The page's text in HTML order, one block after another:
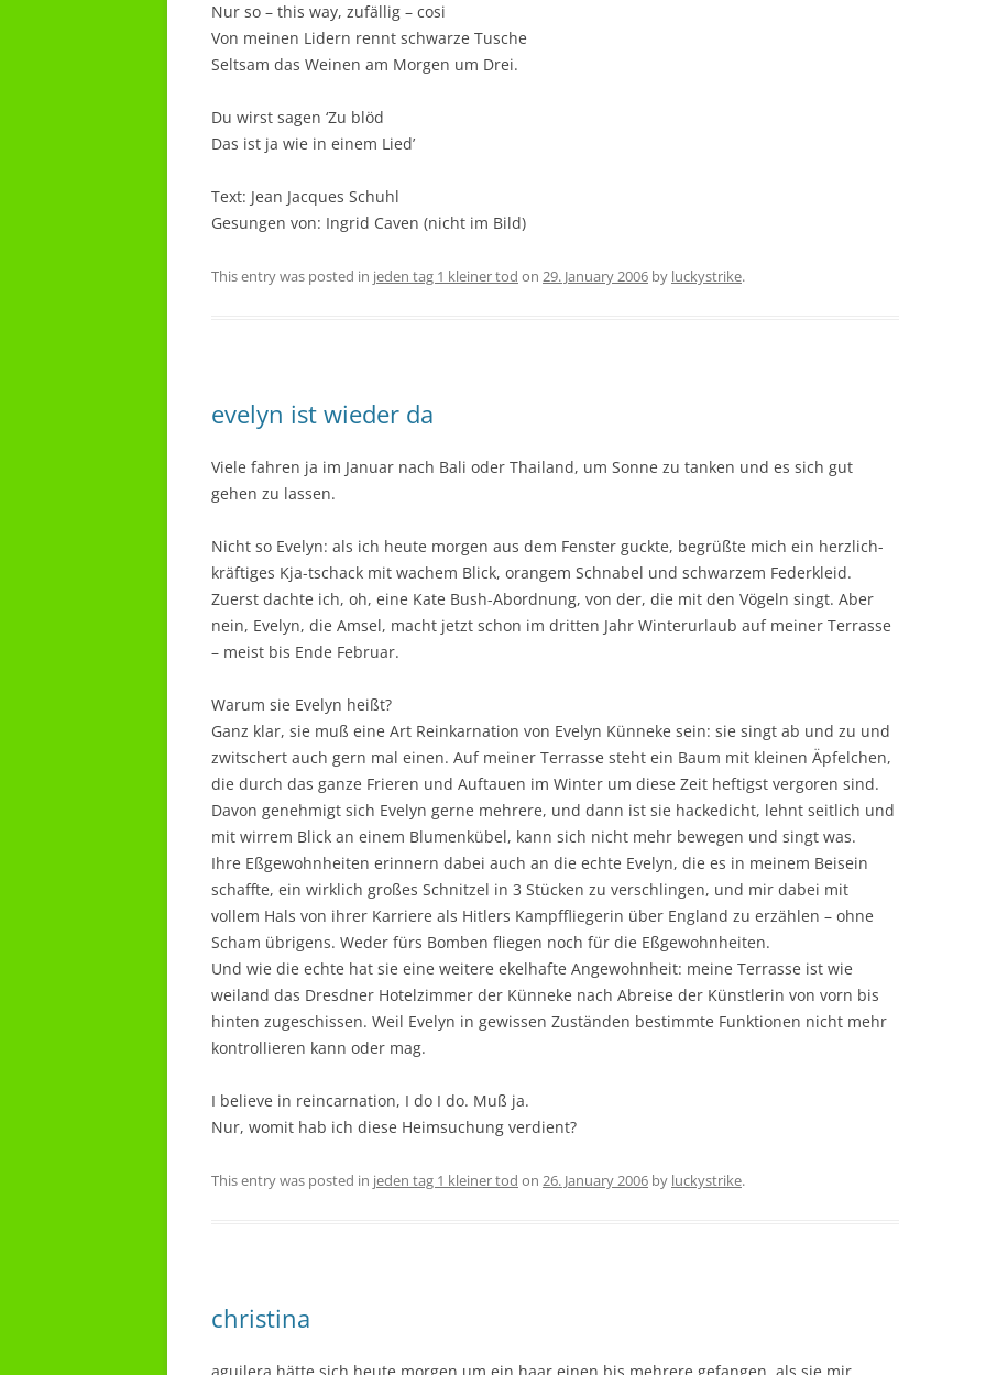
Nur so – this way, zufällig – cosi
Von meinen Lidern rennt schwarze Tusche
Seltsam das Weinen am Morgen um Drei.
Du wirst sagen ‘Zu blöd
Das ist ja wie in einem Lied’
Text: Jean Jacques Schuhl
Gesungen von: Ingrid Caven (nicht im Bild)
This entry was posted in jeden tag 1 kleiner tod on 29. January 2006 by luckystrike.
evelyn ist wieder da
Viele fahren ja im Januar nach Bali oder Thailand, um Sonne zu tanken und es sich gut
gehen zu lassen.
Nicht so Evelyn: als ich heute morgen aus dem Fenster guckte, begrüßte mich ein herzlich-
kräftiges Kja-tschack mit wachem Blick, orangem Schnabel und schwarzem Federkleid.
Zuerst dachte ich, oh, eine Kate Bush-Abordnung, von der, die mit den Vögeln singt. Aber
nein, Evelyn, die Amsel, macht jetzt schon im dritten Jahr Winterurlaub auf meiner Terrasse
– meist bis Ende Februar.
Warum sie Evelyn heißt?
Ganz klar, sie muß eine Art Reinkarnation von Evelyn Künneke sein: sie singt ab und zu und
zwitschert auch gern mal einen. Auf meiner Terrasse steht ein Baum mit kleinen Äpfelchen,
die durch das ganze Frieren und Auftauen im Winter um diese Zeit heftigst vergoren sind.
Davon genehmigt sich Evelyn gerne mehrere, und dann ist sie hackedicht, lehnt seitlich und
mit wirrem Blick an einem Blumenkübel, kann sich nicht mehr bewegen und singt was.
Ihre Eßgewohnheiten erinnern dabei auch an die echte Evelyn, die es in meinem Beisein
schaffte, ein wirklich großes Schnitzel in 3 Stücken zu verschlingen, und mir dabei mit
vollem Hals von ihrer Karriere als Hitlers Kampffliegerin über England zu erzählen – ohne
Scham übrigens. Weder fürs Bomben fliegen noch für die Eßgewohnheiten.
Und wie die echte hat sie eine weitere ekelhafte Angewohnheit: meine Terrasse ist wie
weiland das Dresdner Hotelzimmer der Künneke nach Abreise der Künstlerin von vorn bis
hinten zugeschissen. Weil Evelyn in gewissen Zuständen bestimmte Funktionen nicht mehr
kontrollieren kann oder mag.
I believe in reincarnation, I do I do. Muß ja.
Nur, womit hab ich diese Heimsuchung verdient?
This entry was posted in jeden tag 1 kleiner tod on 26. January 2006 by luckystrike.
christina